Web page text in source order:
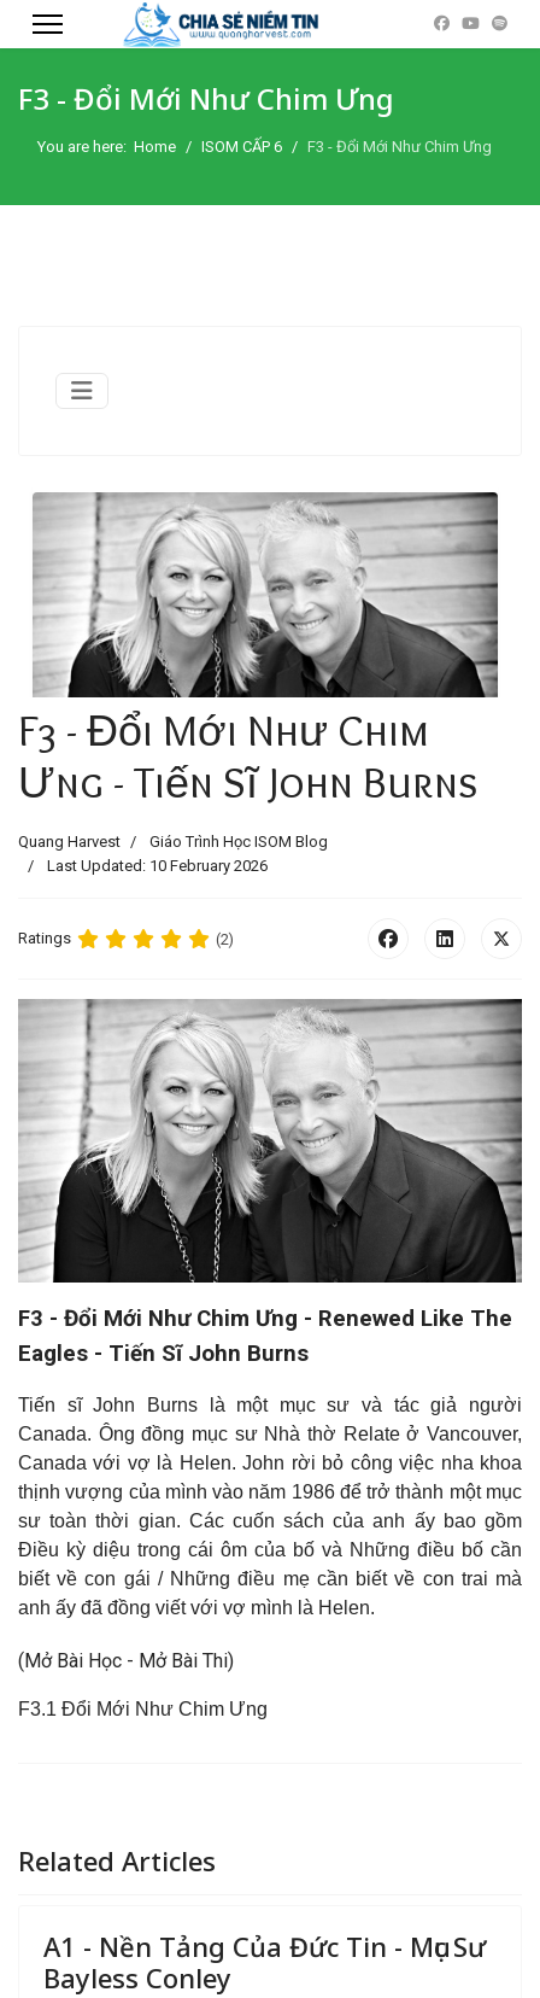
F3 - Đổi Mới Như Chim Ưng
You are here: Home ISOM CẤP 6 F3 - Đổi Mới Như Chim Ưng
F3 - Đổi Mới Như Chim
Ưng - Tiến Sĩ John Burns
Quang Harvest
Giáo Trình Học ISOM Blog
Last Updated: 10 February 2026
Ratings (2)
F3 - Đổi Mới Như Chim Ưng - Renewed Like The
Eagles - Tiến Sĩ John Burns
Tiến sĩ John Burns là một mục sư và tác giả người
Canada. Ông đồng mục sư Nhà thờ Relate ở Vancouver,
Canada với vợ là Helen. John rời bỏ công việc nha khoa
thịnh vượng của mình vào năm 1986 để trở thành một mục
sư toàn thời gian. Các cuốn sách của anh ấy bao gồm
Điều kỳ diệu trong cái ôm của bố và Những điều bố cần
biết về con gái / Những điều mẹ cần biết về con trai mà
anh ấy đã đồng viết với vợ mình là Helen.
(Mở Bài Học - Mở Bài Thi)
F3.1 Đổi Mới Như Chim Ưng
Related Articles
A1 - Nền Tảng Của Đức Tin - Mục Sư
Bayless Conley